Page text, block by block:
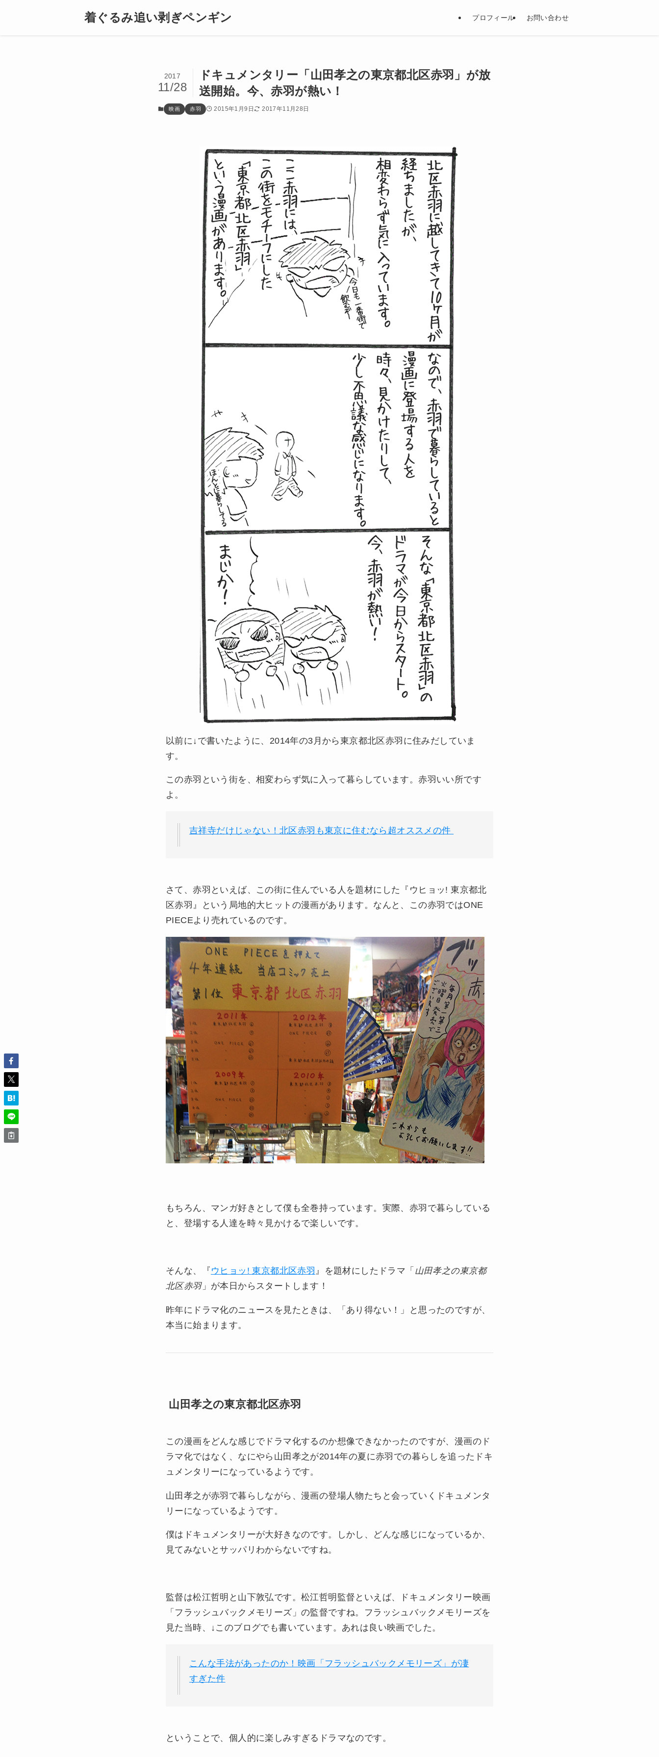
着ぐるみ追い剥ぎペンギン プロフィール お問い合わせ
ドキュメンタリー「山田孝之の東京都北区赤羽」が放
送開始。今、赤羽が熱い！
2017
11/28
映画 赤羽 2015年1月9日 2017年11月28日
以前に↓で書いたように、2014年の3月から東京都北区赤羽に住みだしていま
す。
この赤羽という街を、相変わらず気に入って暮らしています。赤羽いい所です
よ。
吉祥寺だけじゃない！北区赤羽も東京に住むなら超オススメの件
さて、赤羽といえば、この街に住んでいる人を題材にした『ウヒョッ! 東京都北
区赤羽』という局地的大ヒットの漫画があります。なんと、この赤羽ではONE
PIECEより売れているのです。
もちろん、マンガ好きとして僕も全巻持っています。実際、赤羽で暮らしている
と、登場する人達を時々見かけるで楽しいです。
そんな、『 ウヒョッ! 東京都北区赤羽 』を題材にしたドラマ「 山田孝之の東京都
北区赤羽」が本日からスタートします！
昨年にドラマ化のニュースを見たときは、「あり得ない！」と思ったのですが、
本当に始まります。
山田孝之の東京都北区赤羽
この漫画をどんな感じでドラマ化するのか想像できなかったのですが、漫画のド
ラマ化ではなく、なにやら山田孝之が2014年の夏に赤羽での暮らしを追ったドキ
ュメンタリーになっているようです。
山田孝之が赤羽で暮らしながら、漫画の登場人物たちと会っていくドキュメンタ
リーになっているようです。
僕はドキュメンタリーが大好きなのです。しかし、どんな感じになっているか、
見てみないとサッパリわからないですね。
監督は松江哲明と山下敦弘です。松江哲明監督といえば、ドキュメンタリー映画
「フラッシュバックメモリーズ」の監督ですね。フラッシュバックメモリーズを
見た当時、↓このブログでも書いています。あれは良い映画でした。
こんな手法があったのか！映画「フラッシュバックメモリーズ」が凄
すぎた件
ということで、個人的に楽しみすぎるドラマなのです。